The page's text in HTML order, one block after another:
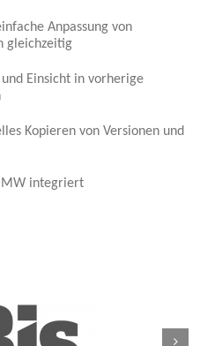
Anpassung von
gleichzeitig
Einsicht in vorherige
Kopieren von Versionen und
integriert